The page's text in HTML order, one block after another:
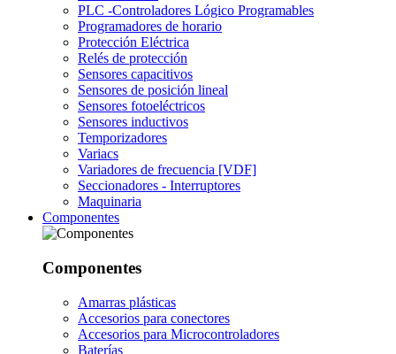
PLC -Controladores Lógico Programables
Programadores de horario
Protección Eléctrica
Relés de protección
Sensores capacitivos
Sensores de posición lineal
Sensores fotoeléctricos
Sensores inductivos
Temporizadores
Variacs
Variadores de frecuencia [VDF]
Seccionadores - Interruptores
Maquinaria
Componentes
Componentes
Amarras plásticas
Accesorios para conectores
Accesorios para Microcontroladores
Baterías